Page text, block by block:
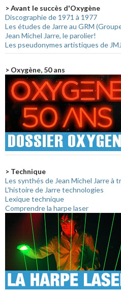
> Avant le succès d'Oxygène
Discographie de 1971 à 1977
Les études de Jarre au GRM
Jean Michel Jarre, le parolier!
Les pseudonymes artistiques de JMJ
> Oxygène, 50 ans
> Technique
Les synthés de Jean Michel Jarre à
L'histoire de Jarre technologies
Lexique technique
Comprendre la harpe laser